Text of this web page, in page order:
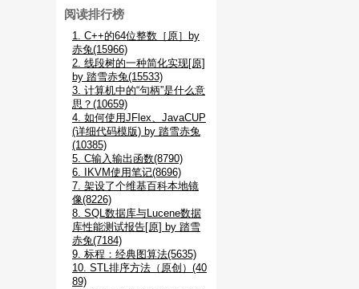
阅读排行榜
1. C++的64位整数［原］by
赤兔(15966)
2. 线段树的一种简化实现[原]
by 踏雪赤兔(15533)
3. 计算机中的“句柄”是什么意
思？(10659)
4. 如何使用JFlex、JavaCUP
(详细代码模版) by 踏雪赤兔
(10385)
5. C输入输出函数(8790)
6. IKVM使用笔记(8696)
7. 架设了个维基百科本地镜
像(8226)
8. SQL数据库与Lucene数据
库性能测试报告[原] by 踏雪
赤兔(7184)
9. 标程：经典图算法(5635)
10. STL排序方法（原创）(40
89)